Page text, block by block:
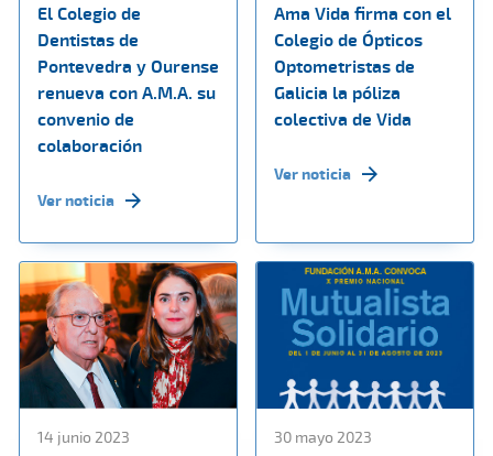
El Colegio de
Dentistas de
Pontevedra y Ourense
renueva con A.M.A. su
convenio de
colaboración
Ver noticia
Ama Vida firma con el
Colegio de Ópticos
Optometristas de
Galicia la póliza
colectiva de Vida
Ver noticia
14 junio 2023 30 mayo 2023